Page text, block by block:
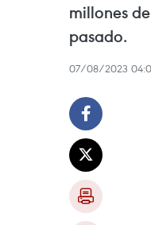
millones
pasado.
07/08/2023